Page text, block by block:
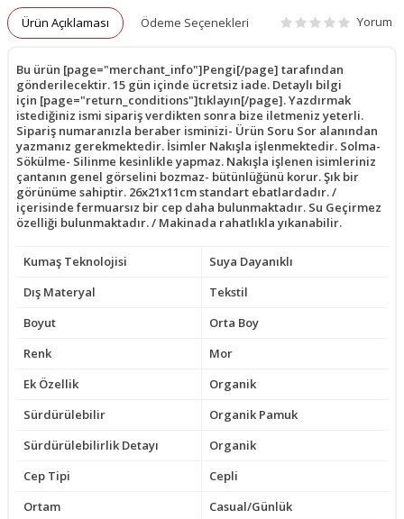
Ürün Açıklaması Ödeme Seçenekleri Yorum
Bu ürün [page="merchant_info"]Pengi[/page] tarafından
gönderilecektir. 15 gün içinde ücretsiz iade. Detaylı bilgi
için [page="return_conditions"]tıklayın[/page]. Yazdırmak
istediğiniz ismi sipariş verdikten sonra bize iletmeniz yeterli.
Sipariş numaranızla beraber isminizi- Ürün Soru Sor alanından
yazmanız gerekmektedir. İsimler Nakışla işlenmektedir. Solma-
Sökülme- Silinme kesinlikle yapmaz. Nakışla işlenen isimleriniz
çantanın genel görselini bozmaz- bütünlüğünü korur. Şık bir
görünüme sahiptir. 26x21x11cm standart ebatlardadır. /
içerisinde fermuarsız bir cep daha bulunmaktadır. Su Geçirmez
özelliği bulunmaktadır. / Makinada rahatlıkla yıkanabilir.
Kumaş Teknolojisi
Suya Dayanıklı
Dış Materyal
Tekstil
Boyut
Orta Boy
Renk
Mor
Ek Özellik
Organik
Sürdürülebilir
Organik Pamuk
Sürdürülebilirlik Detayı
Organik
Cep Tipi
Cepli
Ortam
Casual/Günlük